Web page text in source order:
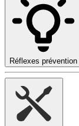
Réflexes prévention